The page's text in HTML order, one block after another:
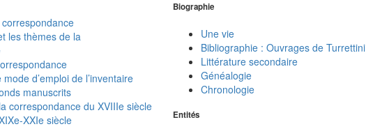
les thèmes de la
d’emploi de l’inventaire
manuscrits
correspondance du XVIIIe siècle
XXIe siècle
Biographie
Une vie
Bibliographie : Ouvrages de Turrettini
Littérature secondaire
Généalogie
Chronologie
Entités